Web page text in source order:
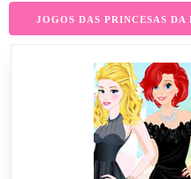
JOGOS DAS PRINCESAS DA